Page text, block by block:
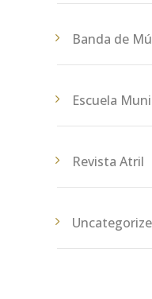
Banda de
Escuela
Revista Atril